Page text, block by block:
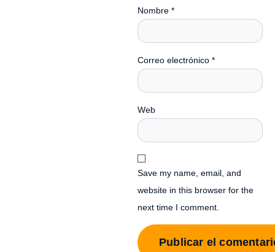
Nombre *
Correo electrónico *
Web
Save my name, email, and
website in this browser for the
next time I comment.